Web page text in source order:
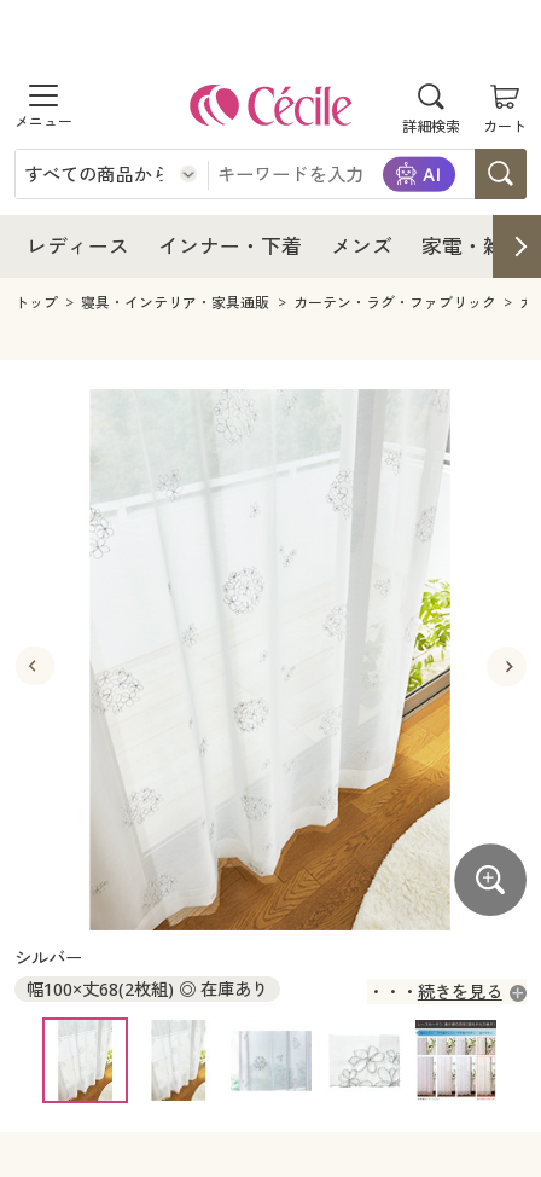
詳細検索 カート
商品を探す
レディース
レディースファッション
インナー・下着
インナー・下着通販すべて
ジュニア・ティーンズ下着
メンズ
メンズ下着
寝具・インテリア・家具
寝具・インテリア・家具通販すべて
カーテン・ラグ・ファブリック
美容・健康
美容・健康・サプリメント
制服・スクール
制服・スクールすべて
制服・学生服
ジュニア・ティーンズ下着
大きいサイズ通販すべて
大きいサイズ レディース服
大きいサイズ レディース下着
大きいサイズ メンズ
大きいサイズ 事務・制服
バーゲン
バーゲンセール
シークレットセール
商品カテゴリ一覧
カタログ
カタログ・チラシからのご注文
デジタルカタログ
カタログ無料プレゼント
レディース インナー・下着 メンズ 家電・雑貨
レディース
レディース通販すべて
レディースファッション
インナー・下着
インナー・下着通販すべて
ジュニア・ティーンズ下着
メンズ
キッチン・雑貨・日用品
寝具・インテリア・家具通販すべて
寝具・ベッド
カーテン・ラグ・ファブリック
美容・健康通販すべて
美容・健康・サプリメント
制服・スクール
制服・スクールすべて
ジュニア・ティーンズ下着
大きいサイズ
大きいサイズ レディース服
大きいサイズ レディース下着
大きいサイズ メンズ
大きいサイズ 事務・制服
バーゲンセール
シークレットセール
詳細検索
商品カテゴリ一覧
カタログ・チラシからのご注文
カタログ無料プレゼント
会員メニュー
トップ 寝具・インテリア・家具通販 カーテン・ラグ・ファブリック カ
シルバー
幅100×丈68(2枚組) ◎ 在庫あり
幅100×丈73(2枚組) ◎ 在庫あり
幅100×丈78(2枚組) ◎ 在庫あり
幅100×丈83(2枚組) ◎ 在庫あり
続きを見る